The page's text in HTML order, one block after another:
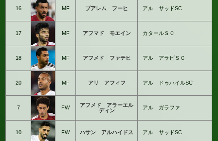
16 MF ブアレム フーヒ アル サッドSC
17 MF アフマド モエイン カタールＳＣ
18 MF アフメド ファテヒ アル アラビＳＣ
20 MF アリ アフィフ アル ドゥハイルSC
7 FW
アフメド アラーエル
ディン
アル ガラファ
10 FW ハサン アルハイドス アル サッドSC